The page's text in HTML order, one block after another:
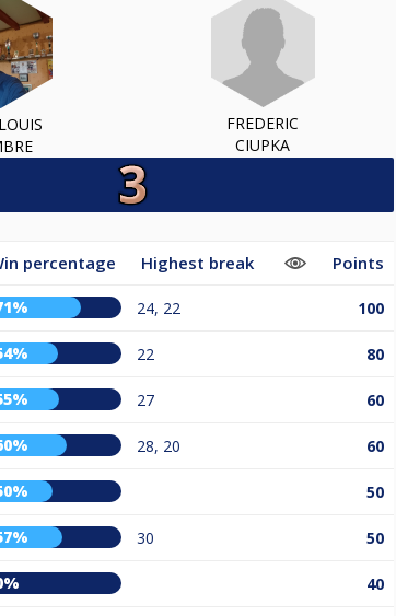
FREDERIC
CIUPKA
percentage Highest break Points
24, 22 100
22 80
27 60
28, 20 60
50
30 50
40